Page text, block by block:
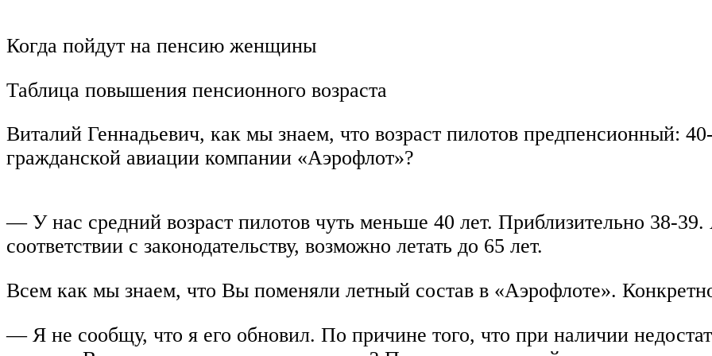
Когда пойдут на пенсию женщины
Таблица повышения пенсионного возраста
Виталий Геннадьевич, как мы знаем, что возраст пилотов предпенсионный:
гражданской авиации компании «Аэрофлот»?
— У нас средний возраст пилотов чуть меньше 40 лет. Приблизительно 38-
соответствии с законодательству, возможно летать до 65 лет.
Всем как мы знаем, что Вы поменяли летный состав в «Аэрофлоте».
— Я не сообщу, что я его обновил. По причине того, что при наличии